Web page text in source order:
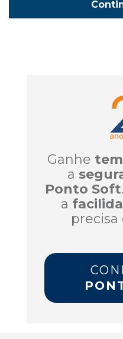
Ganhe
a
Ponto Soft
a
precisa